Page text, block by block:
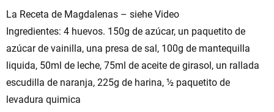
La Receta de Magdalenas – siehe Video
Ingredientes: 4 huevos. 150g de azúcar, un paquetito de
azúcar de vainilla, una presa de sal, 100g de mantequilla
liquida, 50ml de leche, 75ml de aceite de girasol, un rallada
escudilla de naranja, 225g de harina, ½ paquetito de
levadura quimica